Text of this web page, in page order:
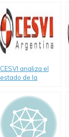
CESVI analiza el
estado de la